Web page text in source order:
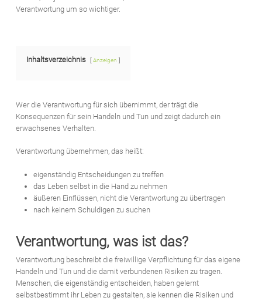
Verantwortung um so wichtiger.
Inhaltsverzeichnis Anzeigen
Wer die Verantwortung für sich übernimmt, der trägt die
Konsequenzen für sein Handeln und Tun und zeigt dadurch ein
erwachsenes Verhalten.
Verantwortung übernehmen, das heißt:
eigenständig Entscheidungen zu treffen
das Leben selbst in die Hand zu nehmen
äußeren Einflüssen, nicht die Verantwortung zu übertragen
nach keinem Schuldigen zu suchen
Verantwortung, was ist das?
Verantwortung beschreibt die freiwillige Verpflichtung für das eigene
Handeln und Tun und die damit verbundenen Risiken zu tragen.
Menschen, die eigenständig entscheiden, haben gelernt
selbstbestimmt ihr Leben zu gestalten, sie kennen die Risiken und